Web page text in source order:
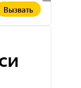
Вызвать